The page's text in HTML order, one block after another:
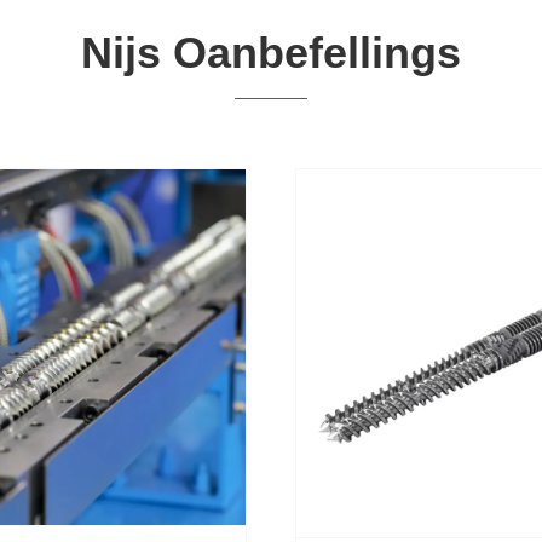
Nijs Oanbefellings